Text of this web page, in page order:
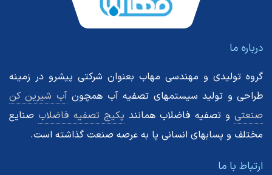
درباره ما
گروه تولیدی و مهندسی مهاب بعنوان شرکتی پیشرو در زمینه
طراحی و تولید سیستمهای تصفیه آب همچونآب شیرین کن
صنعتی و تصفیه فاضلاب همانند پکیج تصفیه فاضلاب صنایع
مختلف و پسابهای انسانی پا به عرصه صنعت گذاشته است.
ارتباط با ما